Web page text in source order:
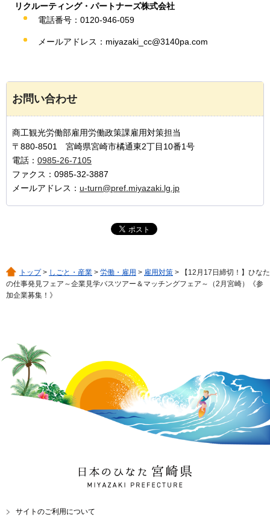
リクルーティング・パートナーズ株式会社
電話番号：0120-946-059
メールアドレス：miyazaki_cc@3140pa.com
お問い合わせ
商工観光労働部雇用労働政策課雇用対策担当
〒880-8501 宮崎県宮崎市橘通東2丁目10番1号
電話： 0985-26-7105
ファクス：0985-32-3887
メールアドレス： u-turn@pref.miyazaki.lg.jp
トップ> しごと・産業 > 労働・雇用 > 雇用対策 > 【12月17日締切！】ひなた
の仕事発見フェア～企業見学バスツアー＆マッチングフェア～（2月宮崎）《参
加企業募集！》
日本のひなた 宮崎県
MIYAZAKI PREFECTURE
サイトのご利用について